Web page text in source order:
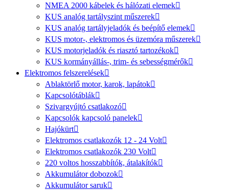
NMEA 2000 kábelek és hálózati elemek
KUS analóg tartályszint műszerek
KUS analóg tartályjeladók és beépítő elemek
KUS motor-, elektromos és üzemóra műszerek
KUS motorjeladók és riasztó tartozékok
KUS kormányállás-, trim- és sebességmérők
Elektromos felszerelések
Ablaktörlő motor, karok, lapátok
Kapcsolótáblák
Szivargyújtó csatlakozó
Kapcsolók kapcsoló panelek
Hajókürt
Elektromos csatlakozók 12 - 24 Volt
Elektromos csatlakozók 230 Volt
220 voltos hosszabbítók, átalakítók
Akkumulátor dobozok
Akkumulátor saruk